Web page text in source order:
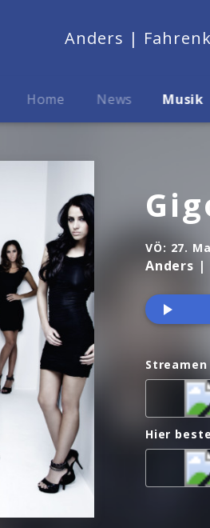
Anders |
Home News Musik
VÖ: 27.
Anders |
Hier